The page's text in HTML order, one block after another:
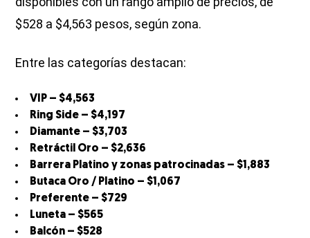
$528 a $4,563 pesos, según zona.
Entre las categorías destacan:
VIP – $4,563
Ring Side – $4,197
Diamante – $3,703
Retráctil Oro – $2,636
Barrera Platino y zonas patrocinadas – $1,883
Butaca Oro / Platino – $1,067
Preferente – $729
Luneta – $565
Balcón – $528